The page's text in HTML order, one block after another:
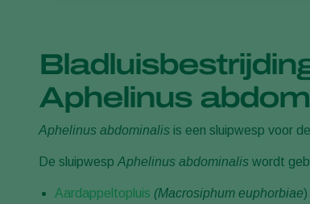
Aphelinus
Aphelinus abdominalis is een sluipwesp voor de
De sluipwesp Aphelinus abdominalis wordt
Aardappeltopluis (Macrosiphum euphorbiae)